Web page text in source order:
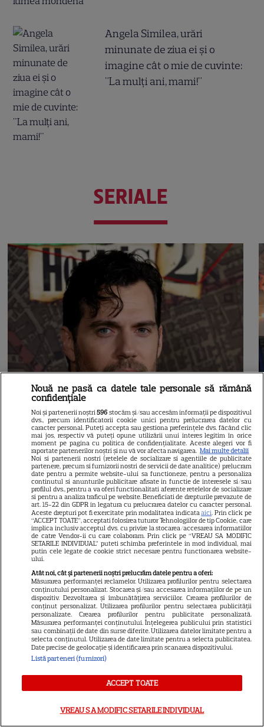
Angela Similea, urări
minunate de ziua ei și o
imagine cât o mie de cuvinte:
"La mulți ani, mami!"
SERIALE
SERIALE AMERICANE
Noutăți fierbinți de la
Hollywood: Henry Cavill devine
spion pe Netflix, Arnold
Schwarzenegger revine în
forță, iar Sydney Sweeney
pariază pe un thriller erotic
ARTICOLE PARTENERI
Nouă ne pasă ca datele tale personale să rămână
confidențiale
Noi și partenerii noștri596 stocăm și/sau accesăm informații pe dispozitivul
dvs., precum identificatorii cookie unici pentru prelucrarea datelor cu
caracter personal. Puteți accepta sau gestiona preferințele dvs. făcând clic
mai jos, respectiv vă puteți opune utilizării unui interes legitim în orice
moment pe pagina cu politica de confidențialitate. Aceste alegeri vor fi
raportate partenerilor noștri și nu vă vor afecta navigarea. Mai multe detalii
Noi si partenerii nostri (retelele de socializare si agentiile de publicitate
partenere, precum si furnizorii nostri de servicii de date analitice) prelucram
date pentru a permite website-ului sa functioneze, pentru a personaliza
continutul si anunturile publicitare afisate in functie de interesele si/sau
profilul dvs., pentru a va oferi functionalitati aferente retelelor de socializare
si pentru a analiza traficul pe website. Beneficiati de drepturile prevazute de
art. 15-22 din GDPR in legatura cu prelucrarea datelor cu caracter personal.
Aceste drepturi pot fi exercitate prin modalitatea indicataaici. Prin click pe
“ACCEPT TOATE”, acceptati folosirea tuturor Tehnologiilor de tip Cookie, care
implica inclusiv acceptul dvs. cu privire la stocarea/accesarea informatiilor
de catre Vendor-ii cu care colaboram. Prin click pe “VREAU SA MODIFIC
SETARILE INDIVIDUAL” puteti schimba preferintele in mod individual, mai
putin cele legate de cookie strict necesare pentru functionarea website-
ului.
Atât noi, cât și partenerii noștri prelucrăm datele pentru a oferi:
Măsurarea performanței reclamelor. Utilizarea profilurilor pentru selectarea
conținutului personalizat. Stocarea și/sau accesarea informațiilor de pe un
dispozitiv. Dezvoltarea și îmbunătățirea serviciilor. Crearea profilurilor de
conținut personalizat. Utilizarea profilurilor pentru selectarea publicității
personalizate. Crearea profilurilor pentru publicitate personalizată.
Măsurarea performanței conținutului. Înțelegerea publicului prin statistici
sau combinații de date din surse diferite. Utilizarea datelor limitate pentru a
selecta conținutul. Utilizarea de date limitate pentru a selecta publicitatea.
Date precise de geolocație și identificarea prin scanarea dispozitivului.
Listă parteneri (furnizori)
ACCEPT TOATE
VREAU SA MODIFIC SETARILE INDIVIDUAL